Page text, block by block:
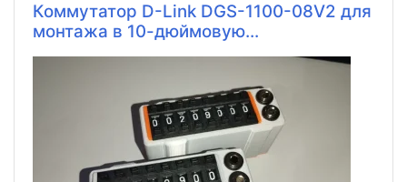
Коммутатор D-Link DGS-1100-08V2 для
монтажа в 10-дюймовую...